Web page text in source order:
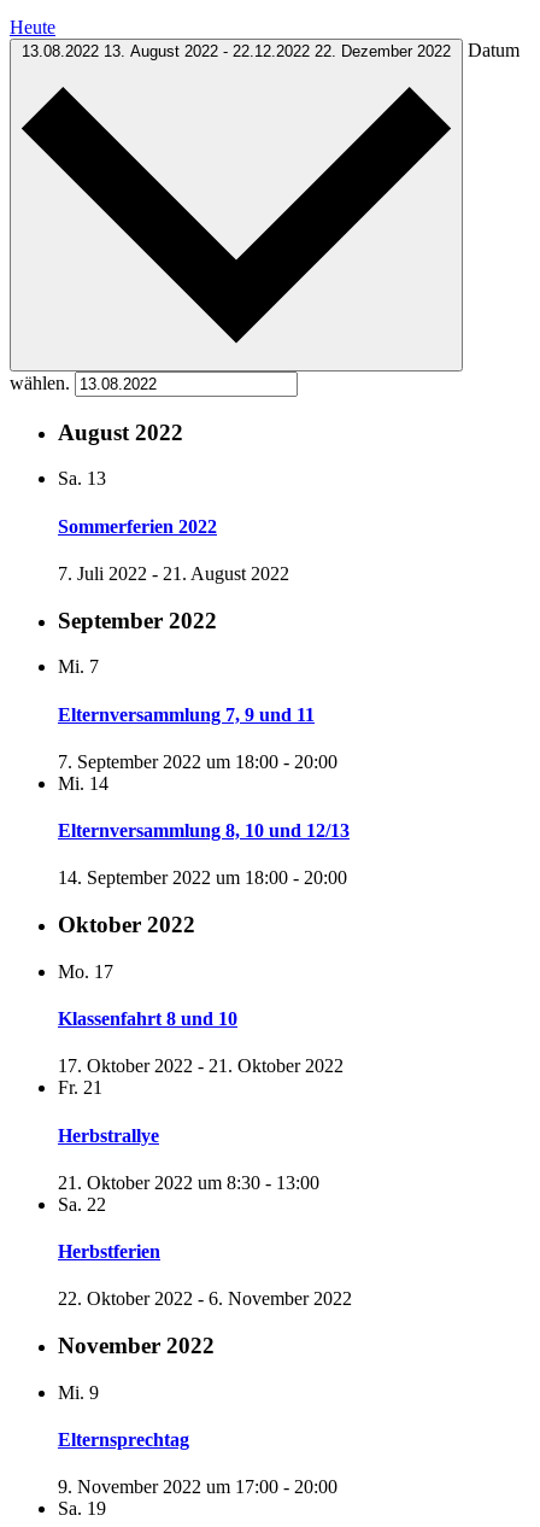
Heute
13.08.2022 13. August 2022 - 22.12.2022 22. Dezember 2022 Datum
wählen.
August 2022
Sa. 13
Sommerferien 2022
7. Juli 2022 - 21. August 2022
September 2022
Mi. 7
Elternversammlung 7, 9 und 11
7. September 2022 um 18:00 - 20:00
Mi. 14
Elternversammlung 8, 10 und 12/13
14. September 2022 um 18:00 - 20:00
Oktober 2022
Mo. 17
Klassenfahrt 8 und 10
17. Oktober 2022 - 21. Oktober 2022
Fr. 21
Herbstrallye
21. Oktober 2022 um 8:30 - 13:00
Sa. 22
Herbstferien
22. Oktober 2022 - 6. November 2022
November 2022
Mi. 9
Elternsprechtag
9. November 2022 um 17:00 - 20:00
Sa. 19